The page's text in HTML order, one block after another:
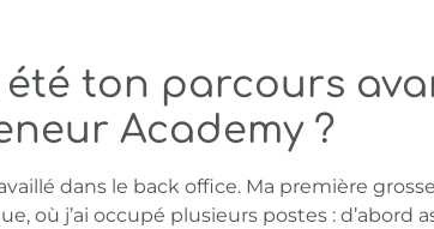
été ton parcours
Academy ?
dans le back office. Ma première
où j’ai occupé plusieurs postes : d’abord